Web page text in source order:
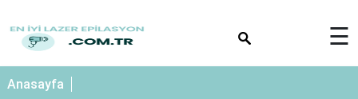
☰
Anasayfa